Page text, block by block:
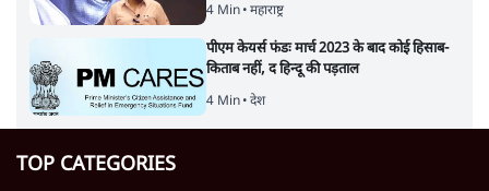
4 Min• महाराष्ट्र
पीएम केयर्स फंडः मार्च 2023 के बाद कोई हिसाब-
किताब नहीं, द हिन्दू की पड़ताल
4 Min• देश
TOP CATEGORIES